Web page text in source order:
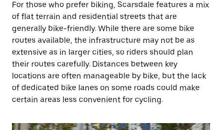
For those who prefer biking, Scarsdale features a mix
of flat terrain and residential streets that are
generally bike-friendly. While there are some bike
routes available, the infrastructure may not be as
extensive as in larger cities, so riders should plan
their routes carefully. Distances between key
locations are often manageable by bike, but the lack
of dedicated bike lanes on some roads could make
certain areas less convenient for cycling.